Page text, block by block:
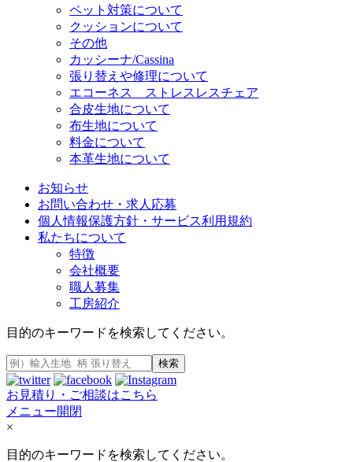
ペット対策について
クッションについて
その他
カッシーナ/Cassina
張り替えや修理について
エコーネス ストレスレスチェア
合皮生地について
布生地について
料金について
本革生地について
お知らせ
お問い合わせ・求人応募
個人情報保護方針・サービス利用規約
私たちについて
特徴
会社概要
職人募集
工房紹介
目的のキーワードを検索してください。
検索
お見積り・ご相談はこちら
メニュー開閉
×
目的のキーワードを検索してください。